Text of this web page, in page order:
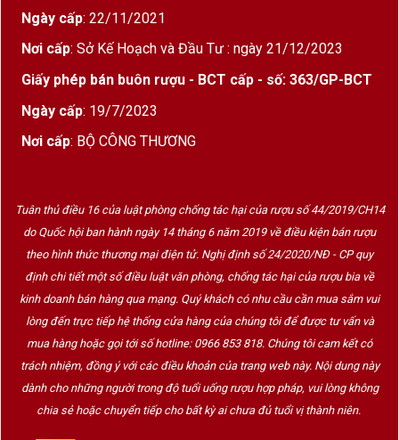
Ngày cấp: 22/11/2021
Nơi cấp: Sở Kế Hoạch và Đầu Tư : ngày 21/12/2023
Giấy phép bán buôn rượu - BCT cấp - số: 363/GP-BCT
Ngày cấp: 19/7/2023
Nơi cấp: BỘ CÔNG THƯƠNG
Tuân thủ điều 16 của luật phòng chống tác hại của rượu số 44/2019/CH14
do Quốc hội ban hành ngày 14 tháng 6 năm 2019 về điều kiện bán rượu
theo hình thức thương mại điện tử. Nghị định số 24/2020/NĐ - CP quy
định chi tiết một số điều luật văn phòng, chống tác hại của rượu bia về
kinh doanh bán hàng qua mạng. Quý khách có nhu cầu cần mua sắm vui
lòng đến trực tiếp hệ thống cửa hàng của chúng tôi để được tư vấn và
mua hàng hoặc gọi tới số hotline: 0966 853 818. Chúng tôi cam kết có
trách nhiệm, đồng ý với các điều khoản của trang web này. Nội dung này
dành cho những người trong độ tuổi uống rượu hợp pháp, vui lòng không
chia sẻ hoặc chuyển tiếp cho bất kỳ ai chưa đủ tuổi vị thành niên.